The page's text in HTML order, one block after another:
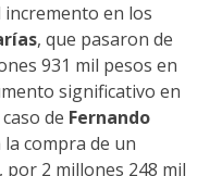
incremento en los
, que pasaron de
931 mil pesos en
significativo en
de Fernando
compra de un
2 millones 248 mil